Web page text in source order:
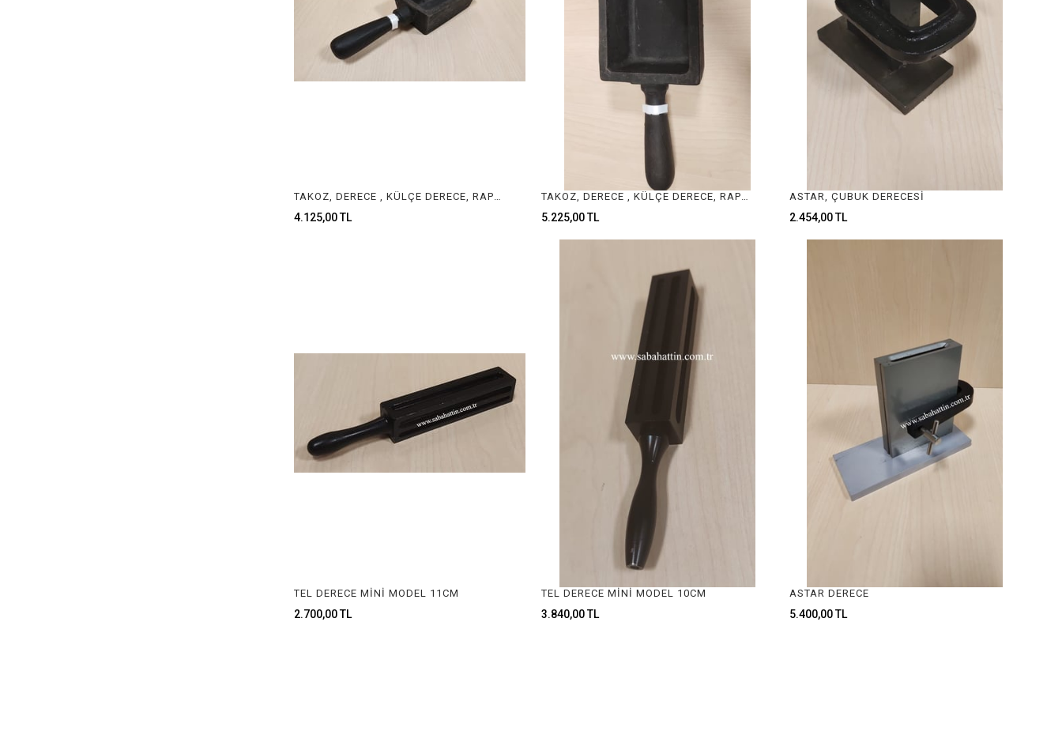
4.125,00 TL 5.225,00 TL
ASTAR, ÇUBUK DERECESİ
2.454,00 TL
TEL DERECE MİNİ MODEL 11CM
2.700,00 TL
TEL DERECE MİNİ MODEL 10CM
3.840,00 TL
ASTAR DERECE
5.400,00 TL